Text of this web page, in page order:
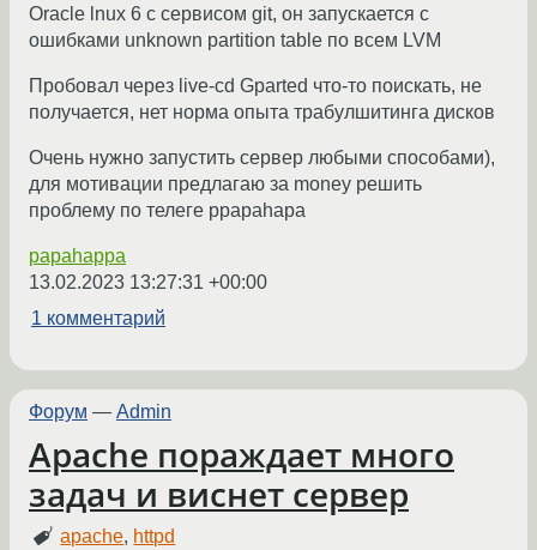
Oracle lnux 6 с сервисом git, он запускается с
ошибками unknown partition table по всем LVM
Пробовал через live-cd Gparted что-то поискать, не
получается, нет норма опыта трабулшитинга дисков
Очень нужно запустить сервер любыми способами),
для мотивации предлагаю за money решить
проблему по телеге ppapahapa
papahappa
13.02.2023 13:27:31 +00:00
1 комментарий
Форум — Admin
Apache пораждает много
задач и виснет сервер
apache, httpd